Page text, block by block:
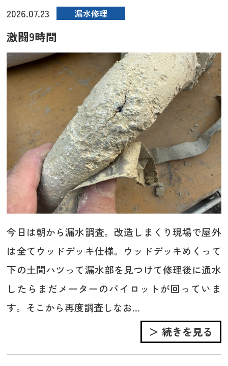
2026.07.23 漏水修理
激闘9時間
今日は朝から漏水調査。改造しまくり現場で屋外
は全てウッドデッキ仕様。ウッドデッキめくって
下の土間ハツって漏水部を見つけて修理後に通水
したらまだメーターのパイロットが回っていま
す。そこから再度調査しなお...
＞ 続きを見る